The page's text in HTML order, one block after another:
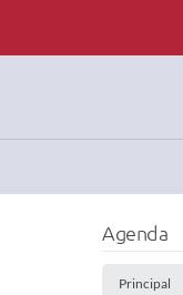
Agenda
Principal